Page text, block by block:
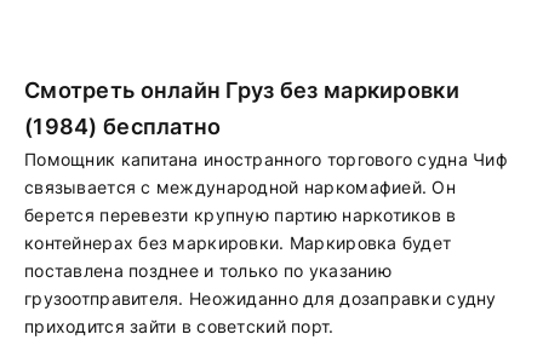
Смотреть онлайн Груз без маркировки
(1984) бесплатно
Помощник капитана иностранного торгового судна Чиф
связывается с международной наркомафией. Он
берется перевезти крупную партию наркотиков в
контейнерах без маркировки. Маркировка будет
поставлена позднее и только по указанию
грузоотправителя. Неожиданно для дозаправки судну
приходится зайти в советский порт.